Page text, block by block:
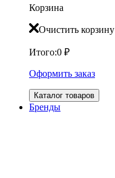
Корзина
Очистить корзину
Итого:0 ₽
Оформить заказ
Каталог товаров
Бренды